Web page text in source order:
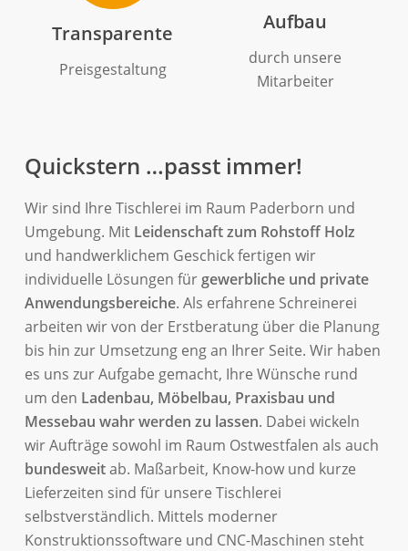
Transparente
Preisgestaltung
Aufbau
durch unsere
Mitarbeiter
Quickstern …passt immer!
Wir sind Ihre Tischlerei im Raum Paderborn und
Umgebung. Mit Leidenschaft zum Rohstoff Holz
und handwerklichem Geschick fertigen wir
individuelle Lösungen für gewerbliche und private
Anwendungsbereiche. Als erfahrene Schreinerei
arbeiten wir von der Erstberatung über die Planung
bis hin zur Umsetzung eng an Ihrer Seite. Wir haben
es uns zur Aufgabe gemacht, Ihre Wünsche rund
um den Ladenbau, Möbelbau, Praxisbau und
Messebau wahr werden zu lassen. Dabei wickeln
wir Aufträge sowohl im Raum Ostwestfalen als auch
bundesweitab. Maßarbeit, Know-how und kurze
Lieferzeiten sind für unsere Tischlerei
selbstverständlich. Mittels moderner
Konstruktionssoftware und CNC-Maschinen steht